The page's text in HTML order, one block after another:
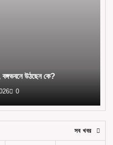
বঙ্গভবনে উঠছেন কে?
0
সব খবর